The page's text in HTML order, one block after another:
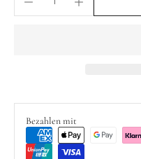
Bezahlen mit